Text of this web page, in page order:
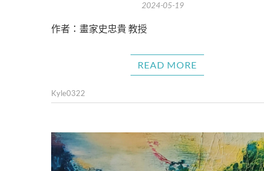
2024-05-19
作者：畫家史忠貴 教授
READ MORE
Kyle0322